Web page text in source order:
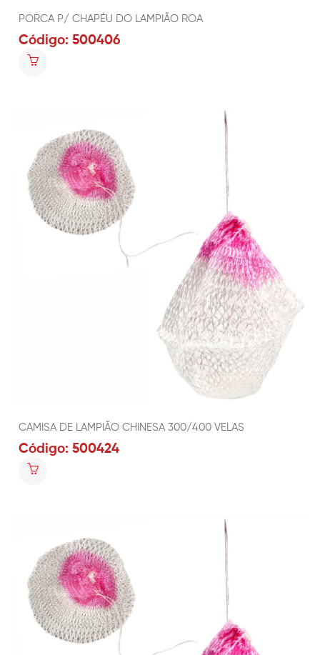
PORCA P/ CHAPÉU DO LAMPIÃO ROA
Código: 500406
CAMISA DE LAMPIÃO CHINESA 300/400 VELAS
Código: 500424